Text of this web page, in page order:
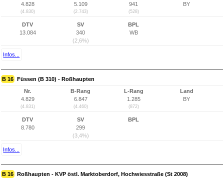
4.828
(4.830)
5.109
(2.743)
941
(528)
BY
DTV
13.084
SV
340
(2,6%)
BPL
WB
Infos...
B 16 Füssen (B 310) - Roßhaupten
Nr.
4.829
(4.831)
B-Rang
6.847
(4.460)
L-Rang
1.285
(872)
Land
BY
DTV
8.780
SV
299
(3,4%)
BPL
Infos...
B 16 Roßhaupten - KVP östl. Marktoberdorf, Hochwiesstraße (St 2008)